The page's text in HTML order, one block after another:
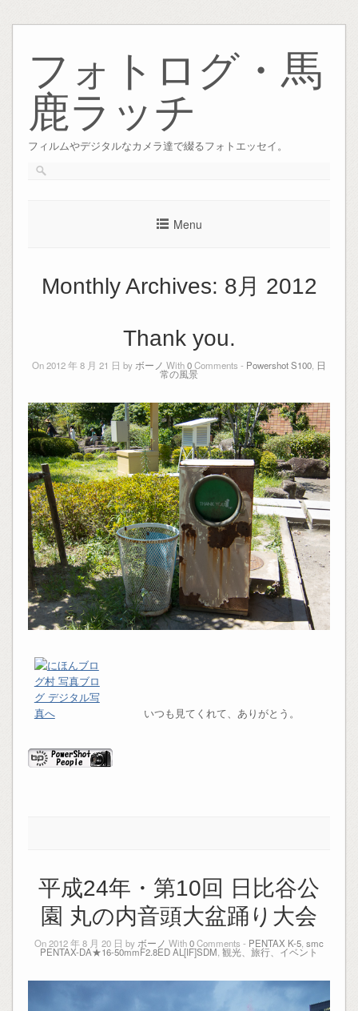
content
フォトログ・馬
鹿ラッチ
フィルムやデジタルなカメラ達で綴るフォトエッセイ。
Menu
Monthly Archives: 8月 2012
Thank you.
On 2012 年 8 月 21 日 by ボーノ With0Comments - Powershot S100 日
常の風景
いつも見てくれて、ありがとう。
平成24年・第10回 日比谷公
園 丸の内音頭大盆踊り大会
On 2012 年 8 月 20 日 by ボーノ With0Comments - PENTAX K-5 smc
PENTAX-DA★16-50mmF2.8ED AL[IF]SDM 観光、旅行、イベント